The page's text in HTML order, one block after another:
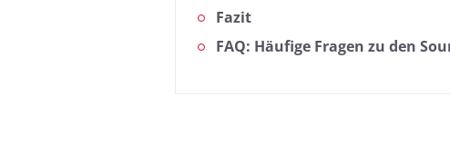
Fazit
FAQ: Häufige Fragen zu den